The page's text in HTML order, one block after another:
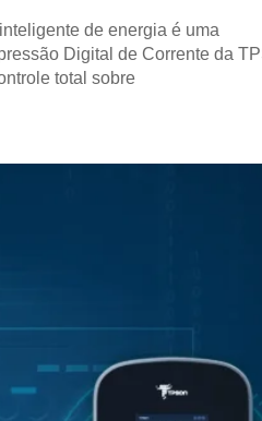
de energia é uma
Digital de Corrente da
total sobre